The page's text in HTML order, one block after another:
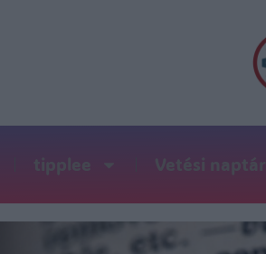
tipplee Vetési naptár